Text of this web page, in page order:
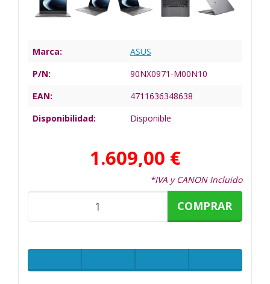
Marca:
ASUS
P/N:
90NX0971-M00N10
EAN:
4711636348638
Disponibilidad:
Disponible
1.609,00 €
*IVA y CANON Incluido
COMPRAR